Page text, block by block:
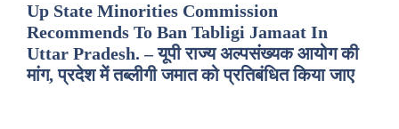
Up State Minorities Commission
Recommends To Ban Tabligi Jamaat In
Uttar Pradesh. – यूपी राज्य अल्पसंख्यक आयोग की
मांग, प्रदेश में तब्लीगी जमात को प्रतिबंधित किया जाए